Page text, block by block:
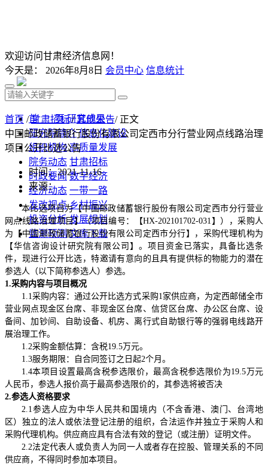
欢迎访问甘肃经济信息网！
今天是： 2026年8月8日 会员中心 信息统计
首 页 研究成果
研究院简介 信息化建设
组织机构 高质量发展
院务动态 甘肃招标
时政要闻 数字经济
经济动态 一带一路
发改视点 乡村振兴
投资分析 发展规划
监测预测 文库下载
首页 /甘肃招标/其他公告/ 正文
中国邮政储蓄银行股份有限公司定西市分行营业网点线路治理
项目公开比选公告
时间：2021-11-16
来源：
本比选项目为【中国邮政储蓄银行股份有限公司定西市分行营业
网点线路治理项目】（项目编号： 【HX-202101702-031 】） ，采购人
为 【中国邮政储蓄银行股份有限公司定西市分行】
，采购代理机构为
【华信咨询设计研究院有限公司】 。项目资金已落实，具备比选条
件，现进行公开比选，特邀请有意向的且具有提供标的物能力的潜在
参选人（以下简称参选人）参选。
1.采购内容与项目概况
1.1采购内容：通过公开比选方式采购1家供应商，为定西邮储全市
营业网点现金区台席、非现金区台席、信贷区台席、办公区台席、设
备间、加钞间、自助设备、机房、离行式自助银行等的强弱电线路开
展治理工作。
1.2采购金额估算：含税19.5万元。
1.3服务期限：自合同签订之日起2个月。
1.4本项目设置最高含税参选限价，最高含税参选限价为19.5 万元
人民币，参选人报价高于最高参选限价的，其参选将被否决
2.参选人资格要求
2.1参选人应为中华人民共和国境内（不含香港、澳门、台湾地
区）独立的法人或依法登记注册的组织，合法运作并独立于采购人和
采购代理机构。供应商应具有合法有效的登记（或注册）证明文件。
2.2法定代表人或负责人为同一人或者存在控股、管理关系的不同
供应商，不得同时参加本项目。